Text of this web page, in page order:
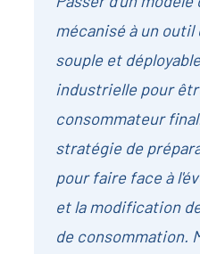
mécanisé à un
souple et
industrielle pour
consommateur
stratégie de
pour faire face à
et la modification
de consommation.